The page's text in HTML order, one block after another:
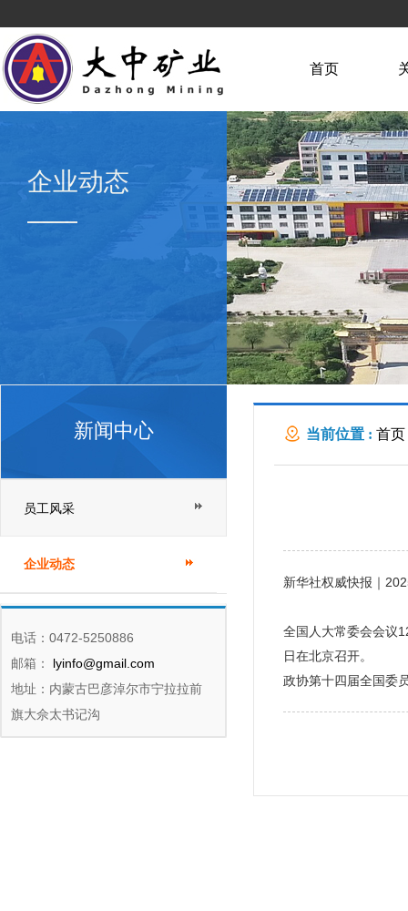
首页
企业动态
新闻中心
员工风采
企业动态
电话：0472-5250886
邮箱：
lyinfo@gmail.com
地址：内蒙古巴彦淖尔市宁拉拉前
旗大佘太书记沟
当前位置 : 首页
新华社权威快报｜
全国人大常委会会议
日在北京召开。
政协第十四届全国委